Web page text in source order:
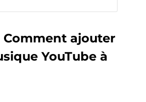
Comment ajouter
YouTube à